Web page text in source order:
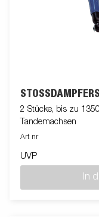
2 Stücke, bis zu
Tandemachsen
Art nr
UVP
In